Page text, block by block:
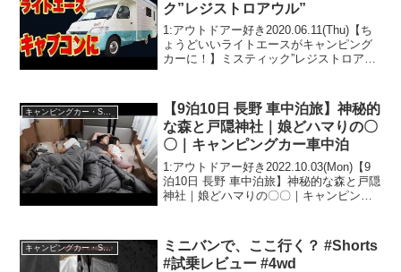
ク”レジストロアウル”
1:アウトドアー好き2020.06.11(Thu)【ち
ょうどいいライトエースがキャンピング
カーに！】ミスティック”レジストロアウ
2020.06.11(Thu)この動画は注目です...
【9泊10日 長野 車中泊旅】神秘的
な森と戸隠神社｜娘どハマりの〇
〇｜キャンピングカー車中泊
1:アウトドアー好き2022.10.03(Mon)【9
泊10日 長野 車中泊旅】神秘的な森と戸隠
神社｜娘どハマりの〇〇｜キャンピング
2022.10.03(Mon)この動画...
キャンピングカー・SUV人気車種
ミニバンで、ここ行く？ #Shorts
#試乗レビュー #4wd